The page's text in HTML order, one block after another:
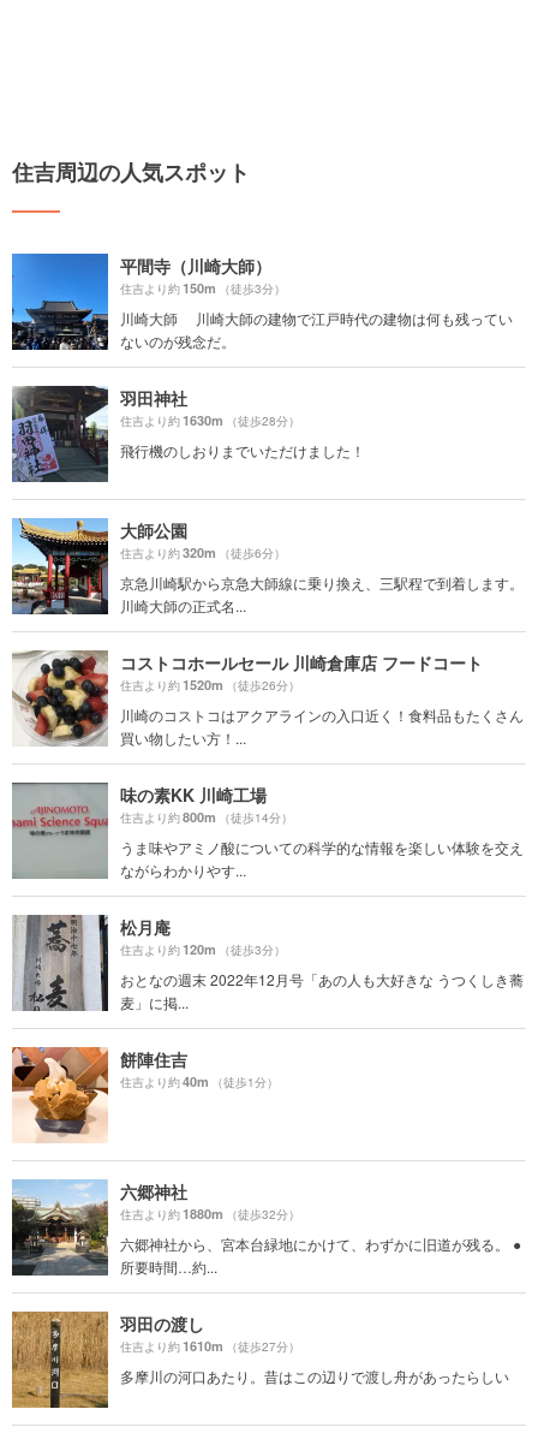
住吉周辺の人気スポット
平間寺（川崎大師）
住吉より約150m （徒歩3分）
川崎大師 川崎大師の建物で江戸時代の建物は何も残ってい
ないのが残念だ。
羽田神社
住吉より約1630m （徒歩28分）
飛行機のしおりまでいただけました！
大師公園
住吉より約320m （徒歩6分）
京急川崎駅から京急大師線に乗り換え、三駅程で到着します。
川崎大師の正式名...
コストコホールセール 川崎倉庫店 フードコート
住吉より約1520m （徒歩26分）
川崎のコストコはアクアラインの入口近く！食料品もたくさん
買い物したい方！...
味の素KK 川崎工場
住吉より約800m （徒歩14分）
うま味やアミノ酸についての科学的な情報を楽しい体験を交え
ながらわかりやす...
松月庵
住吉より約120m （徒歩3分）
おとなの週末 2022年12月号「あの人も大好きな うつくしき蕎
麦」に掲...
餅陣住吉
住吉より約40m （徒歩1分）
六郷神社
住吉より約1880m （徒歩32分）
六郷神社から、宮本台緑地にかけて、わずかに旧道が残る。 ●
所要時間…約...
羽田の渡し
住吉より約1610m （徒歩27分）
多摩川の河口あたり。昔はこの辺りで渡し舟があったらしい